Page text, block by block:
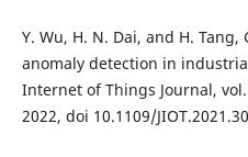
Y. Wu, H. N. Dai, and H.
anomaly detection in
Internet of Things Journal,
2022, doi 10.1109/